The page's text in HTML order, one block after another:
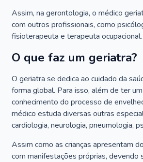
Assim, na gerontologia, o médico
com outros profissionais, como
fisioterapeuta e terapeuta ocupacional.
O que faz um geriatra?
O geriatra se dedica ao cuidado da
forma global. Para isso, além de ter
conhecimento do processo de
médico estuda diversas outras
cardiologia, neurologia, pneumologia,
Assim como as crianças apresentam
com manifestações próprias, devendo